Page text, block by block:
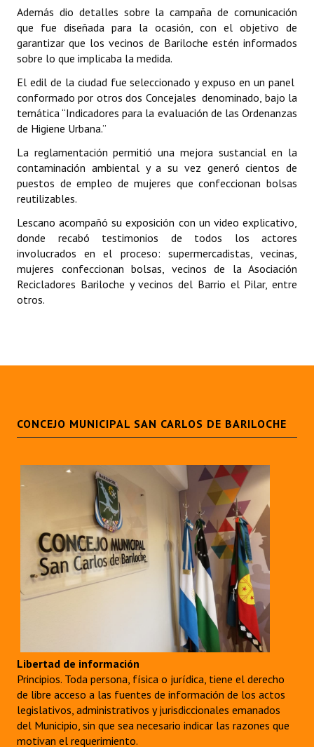
Comunicaciones
Declaraciones
Resoluciones
Resoluciones de Presidencia
INSTITUCIONAL
Antiguos Pobladores
Noticias Destacadas
Registros y Distinciones
Datos Históricos
Premio al Mérito - Registro
Audiencias Públicas - Registro
Banca del Vecino - Registro
Antiguos Pobladores - Registro
Reconocimientos - Registro
Bariloche, Municipio intercultural
Entrega de distinciones
REFORMA DE LA CARTA ORGÁNICA
Además dio detalles sobre la campaña de comunicación
que fue diseñada para la ocasión, con el objetivo de
garantizar que los vecinos de Bariloche estén informados
sobre lo que implicaba la medida.
El edil de la ciudad fue seleccionado y expuso en un panel
conformado por otros dos Concejales denominado, bajo la
temática “Indicadores para la evaluación de las Ordenanzas
de Higiene Urbana.”
La reglamentación permitió una mejora sustancial en la
contaminación ambiental y a su vez generó cientos de
puestos de empleo de mujeres que confeccionan bolsas
reutilizables.
Lescano acompañó su exposición con un video explicativo,
donde recabó testimonios de todos los actores
involucrados en el proceso: supermercadistas, vecinas,
mujeres confeccionan bolsas, vecinos de la Asociación
Recicladores Bariloche y vecinos del Barrio el Pilar, entre
otros.
CONCEJO MUNICIPAL SAN CARLOS DE BARILOCHE
Libertad de información
Principios. Toda persona, física o jurídica, tiene el derecho
de libre acceso a las fuentes de información de los actos
legislativos, administrativos y jurisdiccionales emanados
del Municipio, sin que sea necesario indicar las razones que
motivan el requerimiento.